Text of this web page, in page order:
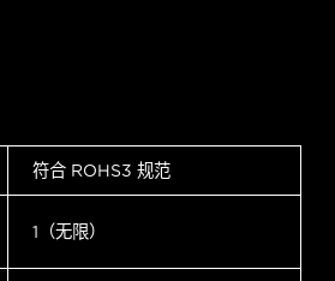
符合 ROHS3 规范
1（无限）